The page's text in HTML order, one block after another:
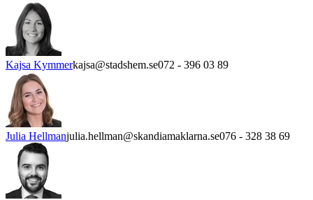
Kajsa Kymmerkajsa@stadshem.se072 - 396 03 89
Julia Hellmanjulia.hellman@skandiamaklarna.se076 - 328 38 69